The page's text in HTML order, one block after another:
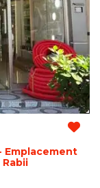
Emplacement